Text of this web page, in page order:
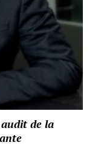
de la